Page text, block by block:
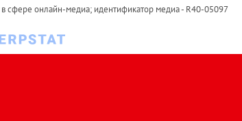
в сфере онлайн-медиа; идентификатор медиа - R40-05097